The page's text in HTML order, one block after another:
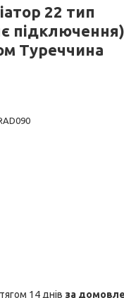
22 тип
Туреччина
14 днів за